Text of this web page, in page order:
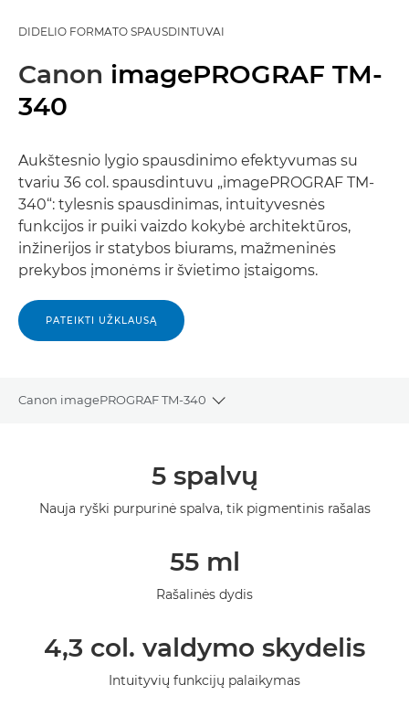
DIDELIO FORMATO SPAUSDINTUVAI
Canon imagePROGRAF TM-
340
Aukštesnio lygio spausdinimo efektyvumas su
tvariu 36 col. spausdintuvu „imagePROGRAF TM-
340“: tylesnis spausdinimas, intuityvesnės
funkcijos ir puiki vaizdo kokybė architektūros,
inžinerijos ir statybos biurams, mažmeninės
prekybos įmonėms ir švietimo įstaigoms.
PATEIKTI UŽKLAUSĄ
Canon imagePROGRAF TM-340
Toggle breadcrumbs
5 spalvų
Nauja ryški purpurinė spalva, tik pigmentinis rašalas
55 ml
Rašalinės dydis
4,3 col. valdymo skydelis
Intuityvių funkcijų palaikymas